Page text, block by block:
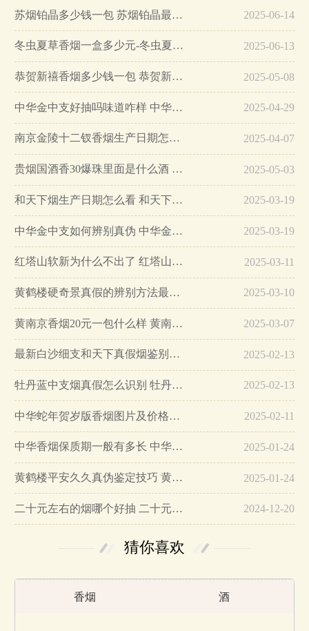
苏烟铂晶多少钱一包 苏烟铂晶最新价格… 2025-06-14
冬虫夏草香烟一盒多少元-冬虫夏草香烟一盒多少元2025最新价格… 2025-06-13
恭贺新禧香烟多少钱一包 恭贺新禧香烟价格表和图片… 2025-05-08
中华金中支好抽吗味道咋样 中华金中支口感特点介绍… 2025-04-29
南京金陵十二钗香烟生产日期怎么看 南京金陵十二钗香烟保质期… 2025-04-07
贵烟国酒香30爆珠里面是什么酒 贵烟国酒香30怎么辨别真假… 2025-05-03
和天下烟生产日期怎么看 和天下烟真假辨别方法六个方面… 2025-03-19
中华金中支如何辨别真伪 中华金中支真假烟鉴别方法… 2025-03-19
红塔山软新为什么不出了 红塔山软新烟停售原因详解… 2025-03-11
黄鹤楼硬奇景真假的辨别方法最简单版… 2025-03-10
黄南京香烟20元一包什么样 黄南京香烟真假鉴别… 2025-03-07
最新白沙细支和天下真假烟鉴别指南… 2025-02-13
牡丹蓝中支烟真假怎么识别 牡丹蓝中支烟真假鉴别带图… 2025-02-13
中华蛇年贺岁版香烟图片及价格大全… 2025-02-11
中华香烟保质期一般有多长 中华香烟保质期在哪里看的… 2025-01-24
黄鹤楼平安久久真伪鉴定技巧 黄鹤楼平安久久二维码在哪里… 2025-01-24
二十元左右的烟哪个好抽 二十元左右的香烟排行榜最新款… 2024-12-20
猜你喜欢
香烟 酒